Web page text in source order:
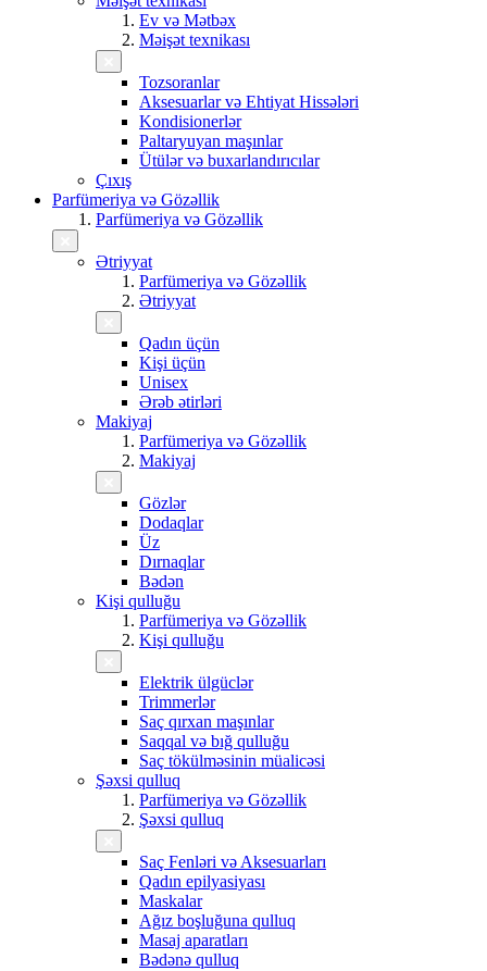
Ev və Mətbəx
Məişət texnikası
Tozsoranlar
Aksesuarlar və Ehtiyat Hissələri
Kondisionerlər
Paltaryuyan maşınlar
Ütülər və buxarlandırıcılar
Çıxış
Parfümeriya və Gözəllik
Parfümeriya və Gözəllik
Ətriyyat
Parfümeriya və Gözəllik
Ətriyyat
Qadın üçün
Kişi üçün
Unisex
Ərəb ətirləri
Makiyaj
Parfümeriya və Gözəllik
Makiyaj
Gözlər
Dodaqlar
Üz
Dırnaqlar
Bədən
Kişi qulluğu
Parfümeriya və Gözəllik
Kişi qulluğu
Elektrik ülgüclər
Trimmerlər
Saç qırxan maşınlar
Saqqal və bığ qulluğu
Saç tökülməsinin müalicəsi
Şəxsi qulluq
Parfümeriya və Gözəllik
Şəxsi qulluq
Saç Fenləri və Aksesuarları
Qadın epilyasiyası
Maskalar
Ağız boşluğuna qulluq
Masaj aparatları
Bədənə qulluq